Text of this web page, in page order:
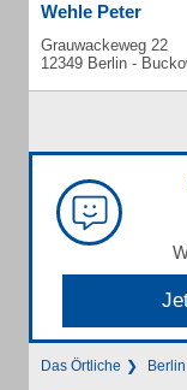
Wehle Peter
Grauwackeweg 22
12349 Berlin -
Das Örtliche Berlin